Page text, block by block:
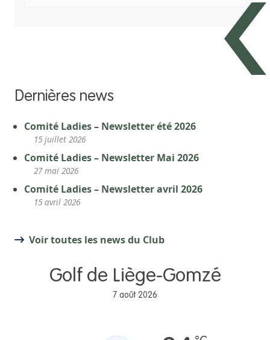
Dernières news
Comité Ladies – Newsletter été 2026
15 juillet 2026
Comité Ladies – Newsletter Mai 2026
27 mai 2026
Comité Ladies – Newsletter avril 2026
15 avril 2026
Voir toutes les news du Club
Golf de Liège-Gomzé
7 août 2026